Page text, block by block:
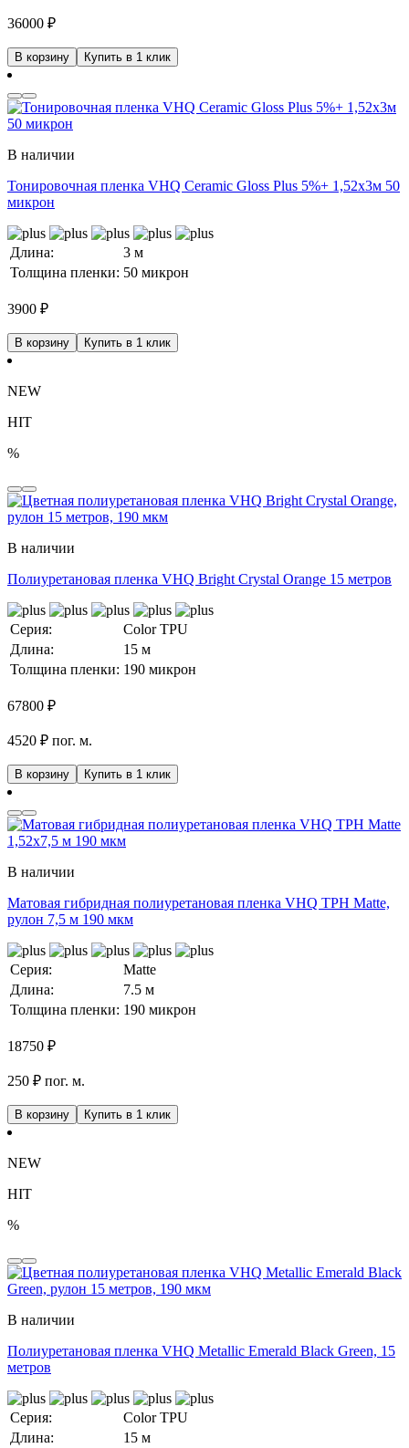
36000 ₽
В корзину Купить в 1 клик
В наличии
Тонировочная пленка VHQ Ceramic Gloss Plus 5%+ 1,52x3м 50
микрон
Длина:
3 м
Толщина пленки: 50 микрон
3900 ₽
В корзину Купить в 1 клик
NEW
HIT
%
В наличии
Полиуретановая пленка VHQ Bright Crystal Orange 15 метров
Серия:
Color TPU
Длина:
15 м
Толщина пленки: 190 микрон
67800 ₽
4520 ₽ пог. м.
В корзину Купить в 1 клик
В наличии
Матовая гибридная полиуретановая пленка VHQ TPH Matte,
рулон 7,5 м 190 мкм
Серия:
Matte
Длина:
7.5 м
Толщина пленки: 190 микрон
18750 ₽
250 ₽ пог. м.
В корзину Купить в 1 клик
NEW
HIT
%
В наличии
Полиуретановая пленка VHQ Metallic Emerald Black Green, 15
метров
Серия:
Color TPU
Длина:
15 м